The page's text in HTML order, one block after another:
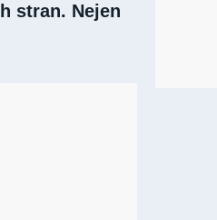
stran. Nejen